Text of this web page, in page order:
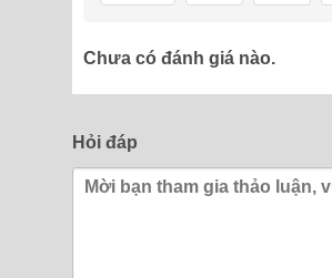
Chưa có đánh giá nào.
Hỏi đáp